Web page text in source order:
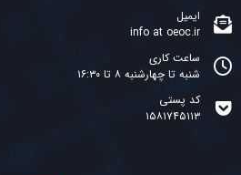
ایمیل
info at oeoc.ir
ساعت کاری
شنبه تا چهارشنبه ۸ تا ۱۶:۳۰
کد پستی
۱۵۸۱۷۴۵۱۱۳